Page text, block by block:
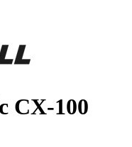
CX-100